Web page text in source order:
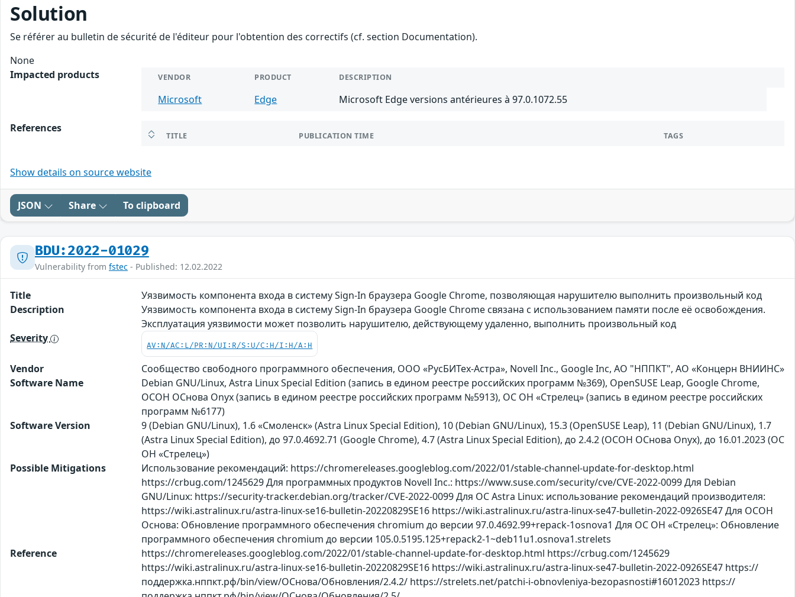
Solution
Se référer au bulletin de sécurité de l'éditeur pour l'obtention des correctifs (cf. section Documentation).
None
Impacted products
VENDOR PRODUCT DESCRIPTION
Microsoft Edge Microsoft Edge versions antérieures à 97.0.1072.55
References
TITLE PUBLICATION TIME TAGS
Show details on source website
JSON Share To clipboard
BDU:2022-01029
Vulnerability from fstec - Published: 12.02.2022
Title
Уязвимость компонента входа в систему Sign-In браузера Google Chrome, позволяющая нарушителю выполнить произвольный код
Description
Уязвимость компонента входа в систему Sign-In браузера Google Chrome связана с использованием памяти после её освобождения.
Эксплуатация уязвимости может позволить нарушителю, действующему удаленно, выполнить произвольный код
Severity
AV:N/AC:L/PR:N/UI:R/S:U/C:H/I:H/A:H
Vendor
Сообщество свободного программного обеспечения, ООО «РусБИТех-Астра», Novell Inc., Google Inc, АО "НППКТ", АО «Концерн ВНИИНС»
Software Name
Debian GNU/Linux, Astra Linux Special Edition (запись в едином реестре российских программ №369), OpenSUSE Leap, Google Chrome,
ОСОН ОСнова Оnyx (запись в едином реестре российских программ №5913), ОС ОН «Стрелец» (запись в едином реестре российских
программ №6177)
Software Version
9 (Debian GNU/Linux), 1.6 «Смоленск» (Astra Linux Special Edition), 10 (Debian GNU/Linux), 15.3 (OpenSUSE Leap), 11 (Debian GNU/Linux), 1.7
(Astra Linux Special Edition), до 97.0.4692.71 (Google Chrome), 4.7 (Astra Linux Special Edition), до 2.4.2 (ОСОН ОСнова Оnyx), до 16.01.2023 (ОС
ОН «Стрелец»)
Possible Mitigations
Использование рекомендаций: https://chromereleases.googleblog.com/2022/01/stable-channel-update-for-desktop.html
https://crbug.com/1245629 Для программных продуктов Novell Inc.: https://www.suse.com/security/cve/CVE-2022-0099 Для Debian
GNU/Linux: https://security-tracker.debian.org/tracker/CVE-2022-0099 Для ОС Astra Linux: использование рекомендаций производителя:
https://wiki.astralinux.ru/astra-linux-se16-bulletin-20220829SE16 https://wiki.astralinux.ru/astra-linux-se47-bulletin-2022-0926SE47 Для ОСОН
Основа: Обновление программного обеспечения chromium до версии 97.0.4692.99+repack-1osnova1 Для ОС ОН «Стрелец»: Обновление
программного обеспечения chromium до версии 105.0.5195.125+repack2-1~deb11u1.osnova1.strelets
Reference
https://chromereleases.googleblog.com/2022/01/stable-channel-update-for-desktop.html https://crbug.com/1245629
https://wiki.astralinux.ru/astra-linux-se16-bulletin-20220829SE16 https://wiki.astralinux.ru/astra-linux-se47-bulletin-2022-0926SE47 https://
поддержка.нппкт.рф/bin/view/ОСнова/Обновления/2.4.2/ https://strelets.net/patchi-i-obnovleniya-bezopasnosti#16012023 https://